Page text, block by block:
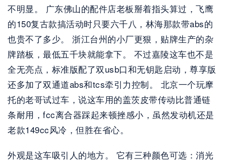
不明显。 广东佛山的配件店老板掰着指头算过，飞鹰
的150复古款搞活动时只要六千八，林海那款带abs的
也贵不了多少。 浙江台州的小厂更狠，贴牌生产的杂
牌踏板，最低五千块就能拿下。 不过嘉陵这车也不是
全无亮点，标准版配了双usb口和无钥匙启动，尊享版
还多加了双通道abs和tcs牵引力控制。 北京一个玩摩
托的老哥试过车，说这车用的盖茨皮带传动比普通链
条耐用，fcc离合器踩起来顿挫感小，虽然发动机还是
老款149cc风冷，但胜在省心。
外观是这车吸引人的地方。 它有三种颜色可选：消光